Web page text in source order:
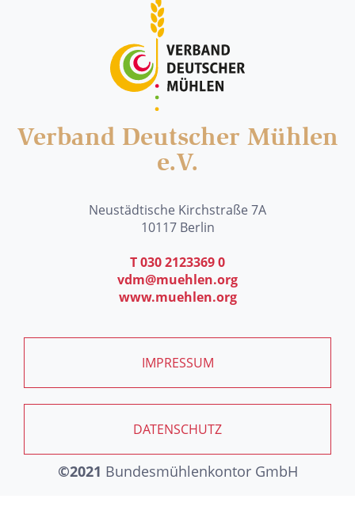
Verband Deutscher Mühlen
e.V.
Neustädtische Kirchstraße 7A
10117 Berlin
T 030 2123369 0
vdm@muehlen.org
www.muehlen.org
IMPRESSUM
DATENSCHUTZ
©2021 Bundesmühlenkontor GmbH